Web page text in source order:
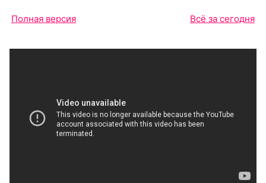
Полная версия Всё за сегодня